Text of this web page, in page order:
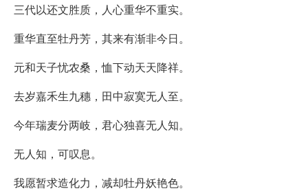
三代以还文胜质，人心重华不重实。
重华直至牡丹芳，其来有渐非今日。
元和天子忧农桑，恤下动天天降祥。
去岁嘉禾生九穗，田中寂寞无人至。
今年瑞麦分两岐，君心独喜无人知。
无人知，可叹息。
我愿暂求造化力，减却牡丹妖艳色。